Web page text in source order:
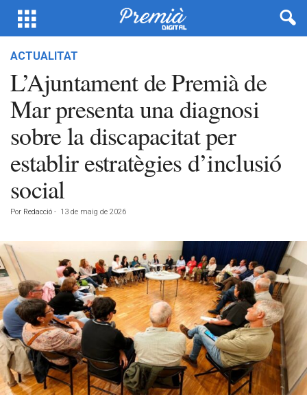
ACTUALITAT
L’Ajuntament de Premià de
Mar presenta una diagnosi
sobre la discapacitat per
establir estratègies d’inclusió
social
Por Redacció - 13 de maig de 2026